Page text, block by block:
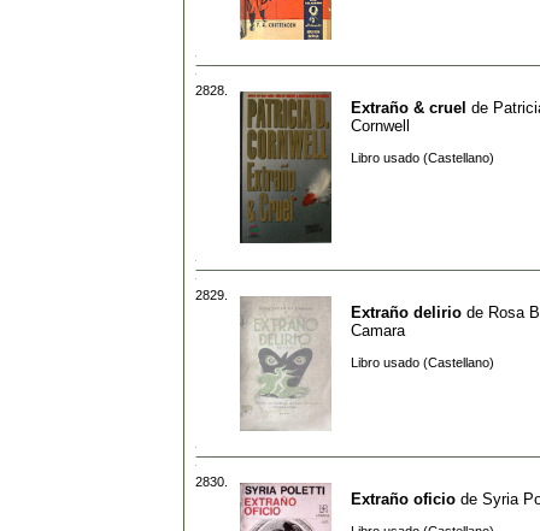
2828.
Extraño & cruel de
Cornwell
Libro usado (Castellano)
2829.
Extraño delirio de Rosa
Camara
Libro usado (Castellano)
2830.
Extraño oficio de Syria